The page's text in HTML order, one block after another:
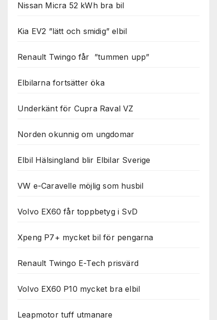
Nissan Micra 52 kWh bra bil
Kia EV2 ”lätt och smidig” elbil
Renault Twingo får ”tummen upp”
Elbilarna fortsätter öka
Underkänt för Cupra Raval VZ
Norden okunnig om ungdomar
Elbil Hälsingland blir Elbilar Sverige
VW e-Caravelle möjlig som husbil
Volvo EX60 får toppbetyg i SvD
Xpeng P7+ mycket bil för pengarna
Renault Twingo E-Tech prisvärd
Volvo EX60 P10 mycket bra elbil
Leapmotor tuff utmanare